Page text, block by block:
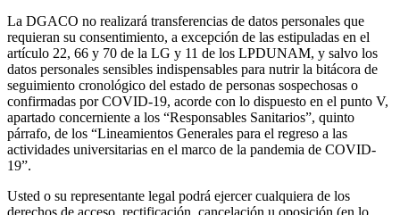
La DGACO no realizará transferencias de datos personales que
requieran su consentimiento, a excepción de las estipuladas en el
artículo 22, 66 y 70 de la LG y 11 de los LPDUNAM, y salvo los
datos personales sensibles indispensables para nutrir la bitácora de
seguimiento cronológico del estado de personas sospechosas o
confirmadas por COVID-19, acorde con lo dispuesto en el punto V,
apartado concerniente a los “Responsables Sanitarios”, quinto
párrafo, de los “Lineamientos Generales para el regreso a las
actividades universitarias en el marco de la pandemia de COVID-
19”.
Usted o su representante legal podrá ejercer cualquiera de los